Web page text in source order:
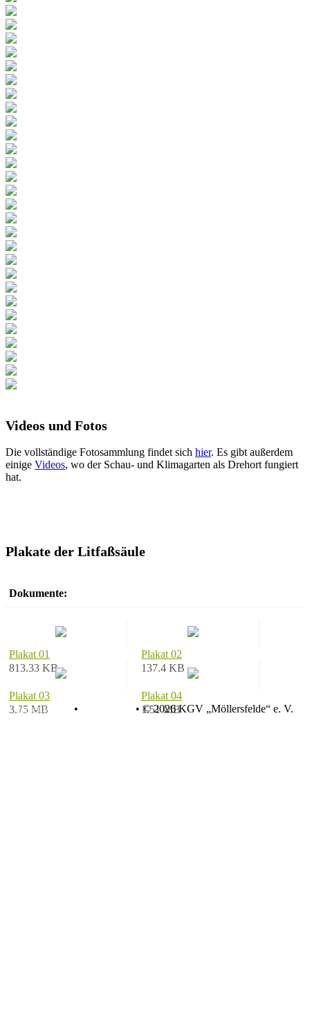
Videos und Fotos
Die vollständige Fotosammlung findet sich hier. Es gibt außerdem
einige Videos, wo der Schau- und Klimagarten als Drehort fungiert
hat.
Plakate der Litfaßsäule
Dokumente:
Plakat 01
813.33 KB
Plakat 02
137.4 KB
Plakat 03
3.75 MB
Plakat 04
1.51 MB
Datenschutz • • © 2026 KGV „Möllersfelde“ e. V.